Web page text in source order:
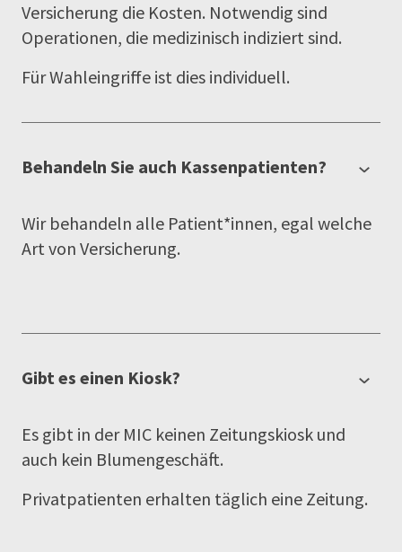
Versicherung die Kosten. Notwendig sind
Operationen, die medizinisch indiziert sind.
Für Wahleingriffe ist dies individuell.
Behandeln Sie auch Kassenpatienten?
Wir behandeln alle Patient*innen, egal welche
Art von Versicherung.
Gibt es einen Kiosk?
Es gibt in der MIC keinen Zeitungskiosk und
auch kein Blumengeschäft.
Privatpatienten erhalten täglich eine Zeitung.